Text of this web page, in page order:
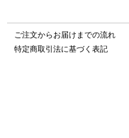
ご注文からお届けまでの流れ
特定商取引法に基づく表記